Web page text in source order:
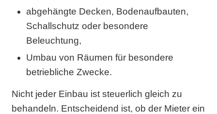
abgehängte Decken, Bodenaufbauten,
Schallschutz oder besondere
Beleuchtung,
Umbau von Räumen für besondere
betriebliche Zwecke.
Nicht jeder Einbau ist steuerlich gleich zu
behandeln. Entscheidend ist, ob der Mieter ein